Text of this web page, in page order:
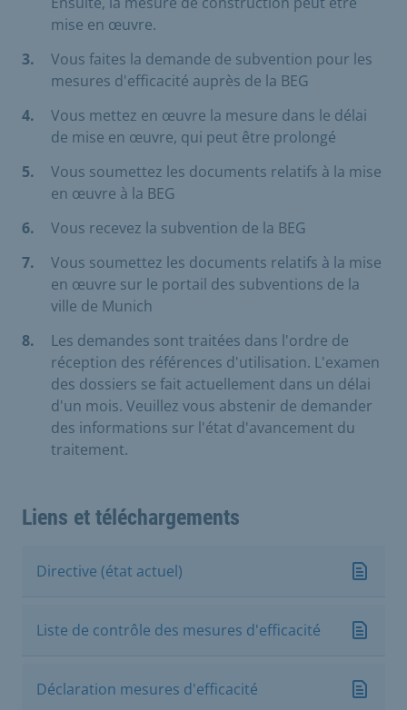
mise en œuvre.
Vous faites la demande de subvention pour les
mesures d'efficacité auprès de la BEG
Vous mettez en œuvre la mesure dans le délai
de mise en œuvre, qui peut être prolongé
Vous soumettez les documents relatifs à la mise
en œuvre à la BEG
Vous recevez la subvention de la BEG
Vous soumettez les documents relatifs à la mise
en œuvre sur le portail des subventions de la
ville de Munich
Les demandes sont traitées dans l'ordre de
réception des références d'utilisation. L'examen
des dossiers se fait actuellement dans un délai
d'un mois. Veuillez vous abstenir de demander
des informations sur l'état d'avancement du
traitement.
Liens et téléchargements
Directive (état actuel)
Liste de contrôle des mesures d'efficacité
Déclaration mesures d'efficacité